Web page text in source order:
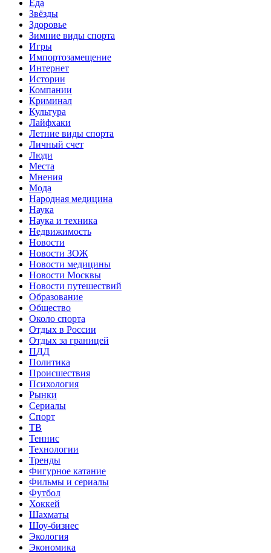
Еда
Звёзды
Здоровье
Зимние виды спорта
Игры
Импортозамещение
Интернет
Истории
Компании
Криминал
Культура
Лайфхаки
Летние виды спорта
Личный счет
Люди
Места
Мнения
Мода
Народная медицина
Наука
Наука и техника
Недвижимость
Новости
Новости ЗОЖ
Новости медицины
Новости Москвы
Новости путешествий
Образование
Общество
Около спорта
Отдых в России
Отдых за границей
ПДД
Политика
Происшествия
Психология
Рынки
Сериалы
Спорт
ТВ
Теннис
Технологии
Тренды
Фигурное катание
Фильмы и сериалы
Футбол
Хоккей
Шахматы
Шоу-бизнес
Экология
Экономика